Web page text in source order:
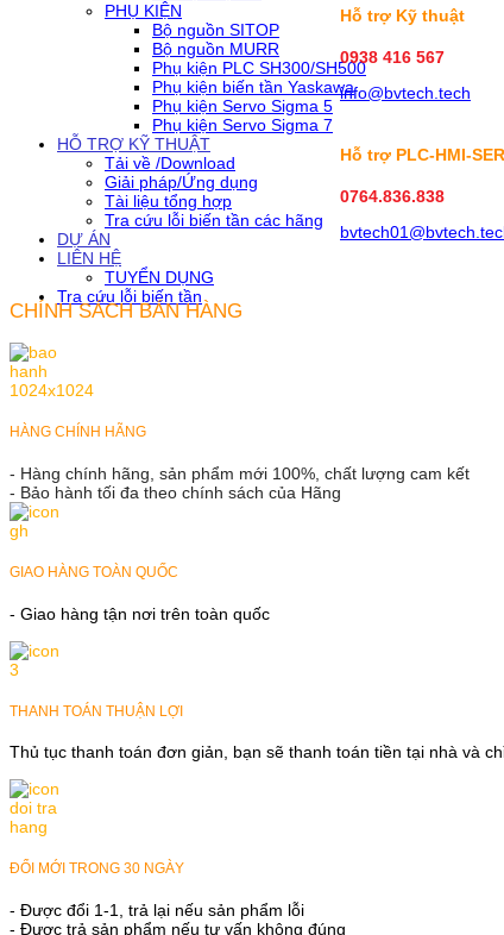
PHỤ KIỆN
Bộ nguồn SITOP
Bộ nguồn MURR
Phụ kiện PLC SH300/SH500
Phụ kiện biến tần Yaskawa
Phụ kiện Servo Sigma 5
Phụ kiện Servo Sigma 7
HỖ TRỢ KỸ THUẬT
Tải về /Download
Giải pháp/Ứng dụng
Tài liệu tổng hợp
Tra cứu lỗi biến tần các hãng
DỰ ÁN
LIÊN HỆ
TUYỂN DỤNG
Tra cứu lỗi biến tần
Hỗ trợ Kỹ thuật
0938 416 567
info@bvtech.tech
Hỗ trợ PLC-HMI-
0764.836.838
CHÍNH SÁCH BÁN HÀNG
HÀNG CHÍNH HÃNG
- Hàng chính hãng, sản phẩm mới 100%, chất lượng cam kết
- Bảo hành tối đa theo chính sách của Hãng
GIAO HÀNG TOÀN QUỐC
- Giao hàng tận nơi trên toàn quốc
THANH TOÁN THUẬN LỢI
Thủ tục thanh toán đơn giản, bạn sẽ thanh toán tiền tại nhà và
ĐỔI MỚI TRONG 30 NGÀY
- Được đổi 1-1, trả lại nếu sản phẩm lỗi
- Được trả sản phẩm nếu tư vấn không đúng